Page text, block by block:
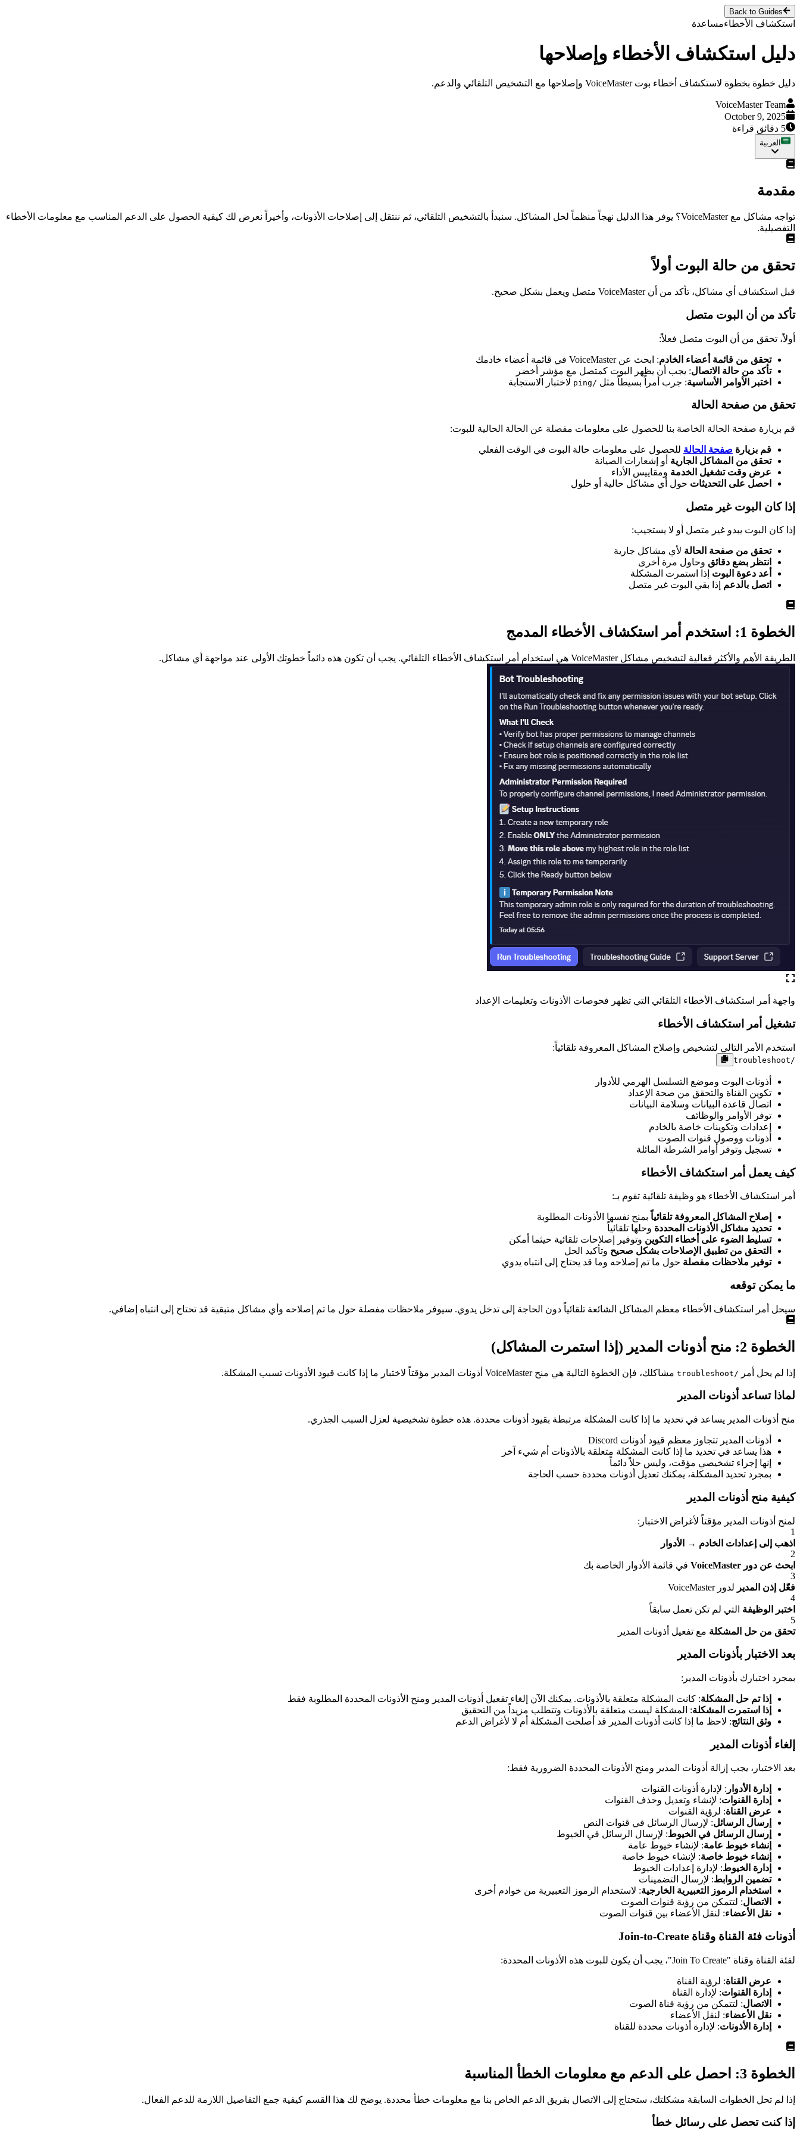
Back to Guides
استكشاف الأخطاءمساعدة
دليل استكشاف الأخطاء وإصلاحها
دليل خطوة بخطوة لاستكشاف أخطاء بوت VoiceMaster وإصلاحها مع التشخيص التلقائي والدعم.
VoiceMaster Team
October 9, 2025
5 دقائق قراءة
العربية
مقدمة
تواجه مشاكل مع VoiceMaster؟ يوفر هذا الدليل نهجاً منظماً لحل المشاكل. سنبدأ بالتشخيص التلقائي، ثم ننتقل إلى إصلاحات الأذونات، وأخيراً نعرض لك كيفية الحصول على الدعم المناسب مع معلومات الأخطاء
التفصيلية.
تحقق من حالة البوت أولاً
قبل استكشاف أي مشاكل، تأكد من أن VoiceMaster متصل ويعمل بشكل صحيح.
تأكد من أن البوت متصل
أولاً، تحقق من أن البوت متصل فعلاً:
تحقق من قائمة أعضاء الخادم: ابحث عن VoiceMaster في قائمة أعضاء خادمك
تأكد من حالة الاتصال: يجب أن يظهر البوت كمتصل مع مؤشر أخضر
اختبر الأوامر الأساسية: جرب أمراً بسيطاً مثل /ping لاختبار الاستجابة
تحقق من صفحة الحالة
قم بزيارة صفحة الحالة الخاصة بنا للحصول على معلومات مفصلة عن الحالة الحالية للبوت:
قم بزيارة صفحة الحالة للحصول على معلومات حالة البوت في الوقت الفعلي
تحقق من المشاكل الجارية أو إشعارات الصيانة
عرض وقت تشغيل الخدمة ومقاييس الأداء
احصل على التحديثات حول أي مشاكل حالية أو حلول
إذا كان البوت غير متصل
إذا كان البوت يبدو غير متصل أو لا يستجيب:
تحقق من صفحة الحالة لأي مشاكل جارية
انتظر بضع دقائق وحاول مرة أخرى
أعد دعوة البوت إذا استمرت المشكلة
اتصل بالدعم إذا بقي البوت غير متصل
الخطوة 1: استخدم أمر استكشاف الأخطاء المدمج
الطريقة الأهم والأكثر فعالية لتشخيص مشاكل VoiceMaster هي استخدام أمر استكشاف الأخطاء التلقائي. يجب أن تكون هذه دائماً خطوتك الأولى عند مواجهة أي مشاكل.
واجهة أمر استكشاف الأخطاء التلقائي التي تظهر فحوصات الأذونات وتعليمات الإعداد
تشغيل أمر استكشاف الأخطاء
استخدم الأمر التالي لتشخيص وإصلاح المشاكل المعروفة تلقائياً:
/troubleshoot
أذونات البوت وموضع التسلسل الهرمي للأدوار
تكوين القناة والتحقق من صحة الإعداد
اتصال قاعدة البيانات وسلامة البيانات
توفر الأوامر والوظائف
إعدادات وتكوينات خاصة بالخادم
أذونات ووصول قنوات الصوت
تسجيل وتوفر أوامر الشرطة المائلة
كيف يعمل أمر استكشاف الأخطاء
أمر استكشاف الأخطاء هو وظيفة تلقائية تقوم بـ:
إصلاح المشاكل المعروفة تلقائياً بمنح نفسها الأذونات المطلوبة
تحديد مشاكل الأذونات المحددة وحلها تلقائياً
تسليط الضوء على أخطاء التكوين وتوفير إصلاحات تلقائية حيثما أمكن
التحقق من تطبيق الإصلاحات بشكل صحيح وتأكيد الحل
توفير ملاحظات مفصلة حول ما تم إصلاحه وما قد يحتاج إلى انتباه يدوي
ما يمكن توقعه
سيحل أمر استكشاف الأخطاء معظم المشاكل الشائعة تلقائياً دون الحاجة إلى تدخل يدوي. سيوفر ملاحظات مفصلة حول ما تم إصلاحه وأي مشاكل متبقية قد تحتاج إلى انتباه إضافي.
الخطوة 2: منح أذونات المدير (إذا استمرت المشاكل)
إذا لم يحل أمر /troubleshoot مشاكلك، فإن الخطوة التالية هي منح VoiceMaster أذونات المدير مؤقتاً لاختبار ما إذا كانت قيود الأذونات تسبب المشكلة.
لماذا تساعد أذونات المدير
منح أذونات المدير يساعد في تحديد ما إذا كانت المشكلة مرتبطة بقيود أذونات محددة. هذه خطوة تشخيصية لعزل السبب الجذري.
أذونات المدير تتجاوز معظم قيود أذونات Discord
هذا يساعد في تحديد ما إذا كانت المشكلة متعلقة بالأذونات أم شيء آخر
إنها إجراء تشخيصي مؤقت، وليس حلاً دائماً
بمجرد تحديد المشكلة، يمكنك تعديل أذونات محددة حسب الحاجة
كيفية منح أذونات المدير
لمنح أذونات المدير مؤقتاً لأغراض الاختبار:
1
اذهب إلى إعدادات الخادم →
الأدوار
2
ابحث عن دور VoiceMaster
في قائمة الأدوار الخاصة بك
3
فعّل إذن المدير لدور VoiceMaster
4
اختبر الوظيفة التي لم تكن تعمل سابقاً
5
تحقق من حل المشكلة مع تفعيل أذونات المدير
بعد الاختبار بأذونات المدير
بمجرد اختبارك بأذونات المدير:
إذا تم حل المشكلة: كانت المشكلة متعلقة بالأذونات. يمكنك الآن إلغاء تفعيل أذونات المدير ومنح الأذونات المحددة المطلوبة فقط
إذا استمرت المشكلة: المشكلة ليست متعلقة بالأذونات وتتطلب مزيداً من التحقيق
وثق النتائج: لاحظ ما إذا كانت أذونات المدير قد أصلحت المشكلة أم لا لأغراض الدعم
إلغاء أذونات المدير
بعد الاختبار، يجب إزالة أذونات المدير ومنح الأذونات المحددة الضرورية فقط:
إدارة الأدوار : لإدارة أذونات القنوات
إدارة القنوات: لإنشاء وتعديل وحذف القنوات
عرض القناة: لرؤية القنوات
إرسال الرسائل: لإرسال الرسائل في قنوات النص
إرسال الرسائل في الخيوط: لإرسال الرسائل في الخيوط
إنشاء خيوط عامة: لإنشاء خيوط عامة
إنشاء خيوط خاصة: لإنشاء خيوط خاصة
إدارة الخيوط: لإدارة إعدادات الخيوط
تضمين الروابط: لإرسال التضمينات
استخدام الرموز التعبيرية الخارجية: لاستخدام الرموز التعبيرية من خوادم أخرى
الاتصال: لتتمكن من رؤية قنوات الصوت
نقل الأعضاء: لنقل الأعضاء بين قنوات الصوت
أذونات فئة القناة وقناة Join-to-Create
لفئة القناة وقناة "Join To Create"، يجب أن يكون للبوت هذه الأذونات المحددة:
عرض القناة: لرؤية القناة
إدارة القنوات: لإدارة القناة
الاتصال: لتتمكن من رؤية قناة الصوت
نقل الأعضاء: لنقل الأعضاء
إدارة الأذونات: لإدارة أذونات محددة للقناة
الخطوة 3: احصل على الدعم مع معلومات الخطأ المناسبة
إذا لم تحل الخطوات السابقة مشكلتك، ستحتاج إلى الاتصال بفريق الدعم الخاص بنا مع معلومات خطأ محددة. يوضح لك هذا القسم كيفية جمع التفاصيل اللازمة للدعم الفعال.
إذا كنت تحصل على رسائل خطأ